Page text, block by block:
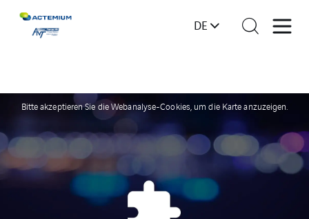
DE
Bitte akzeptieren Sie die Webanalyse-Cookies, um die Karte anzuzeigen.